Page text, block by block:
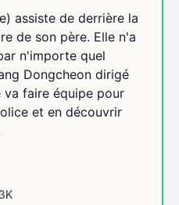
assiste de derrière la
de son père. Elle n'a
n'importe quel
Dongcheon dirigé
faire équipe pour
et en découvrir